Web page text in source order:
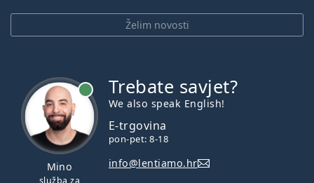
Želim novosti
Mino
Trebate savjet?
We also speak English!
E-trgovina
pon-pet: 8-18
info@lentiamo.hr